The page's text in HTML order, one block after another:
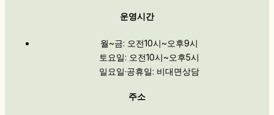
운영시간
월~금: 오전10시~오후9시
토요일: 오전10시~오후5시
일요일·공휴일: 비대면상담
주소